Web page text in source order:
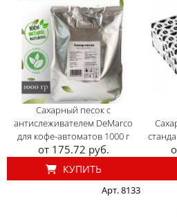
Сахарный песок с
антислеживателем DeMarco
для кофе-автоматов 1000 г
от 175.72 руб.
КУПИТЬ
Арт. 8133